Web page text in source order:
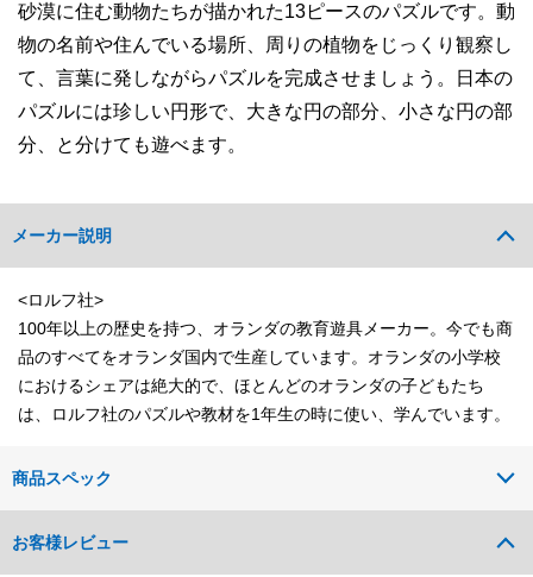
砂漠に住む動物たちが描かれた13ピースのパズルです。動
物の名前や住んでいる場所、周りの植物をじっくり観察し
て、言葉に発しながらパズルを完成させましょう。日本の
パズルには珍しい円形で、大きな円の部分、小さな円の部
分、と分けても遊べます。
メーカー説明
<ロルフ社>
100年以上の歴史を持つ、オランダの教育遊具メーカー。今でも商
品のすべてをオランダ国内で生産しています。オランダの小学校
におけるシェアは絶大的で、ほとんどのオランダの子どもたち
は、ロルフ社のパズルや教材を1年生の時に使い、学んでいます。
商品スペック
お客様レビュー